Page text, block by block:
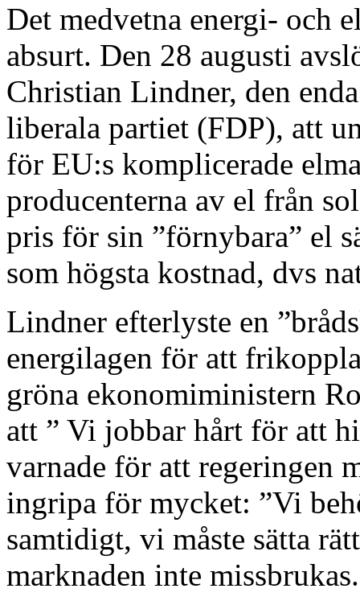
Det medvetna energi- och
absurt. Den 28 augusti
Christian Lindner, den
liberala partiet (FDP), att
för EU:s komplicerade
producenterna av el från
pris för sin ”förnybara” el
som högsta kostnad, dvs
Lindner efterlyste en
energilagen för att
gröna ekonomiministern
att ” Vi jobbar hårt för att
varnade för att regeringen
ingripa för mycket: ”Vi
samtidigt, vi måste sätta
marknaden inte